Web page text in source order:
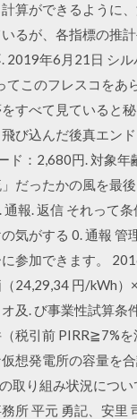
算ができるように
るが、各指標の推
2019年6月21日 シル
てこのフレスコをあ
すべて見ていると
び込んだ後真エン
ド：2,680円. 対象年
だったかの風を最
報. 返信 それって
気がする 0. 通報 管
参加できます。
24,29,34 円/kWh）
及. び事業性試算条
税引前 PIRR≧7%を
想発電所の容量を
取り組み状況につ
所 平元 勇記、安里